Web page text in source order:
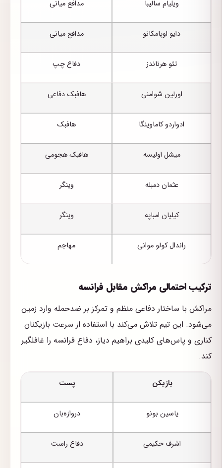
ویلیام سالیبا مدافع میانی
دایو اوپامکانو مدافع میانی
تئو هرناندز دفاع چپ
اورلین شوامنی هافبک دفاعی
ادواردو کاماوینگا هافبک
میشل اولیسه هافبک هجومی
عثمان دمبله وینگر
کیلیان امباپه وینگر
راندال کولو موانی مهاجم
ترکیب احتمالی مراکش مقابل فرانسه
مراکش با ساختار دفاعی منظم و تمرکز بر ضدحمله وارد زمین
می‌شود. این تیم تلاش می‌کند با استفاده از سرعت بازیکنان
کناری و پاس‌های کلیدی براهیم دیاز، دفاع فرانسه را غافلگیر
کند.
بازیکن پست
یاسین بونو دروازه‌بان
اشرف حکیمی دفاع راست